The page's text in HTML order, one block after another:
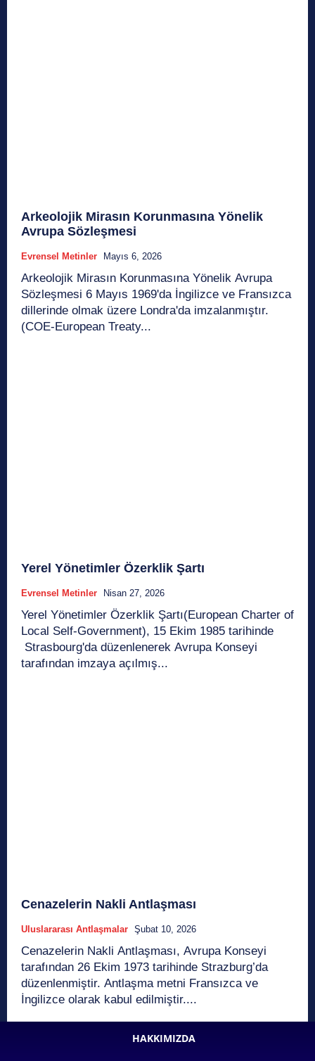
Arkeolojik Mirasın Korunmasına Yönelik
Avrupa Sözleşmesi
Evrensel Metinler Mayıs 6, 2026
Arkeolojik Mirasın Korunmasına Yönelik Avrupa
Sözleşmesi 6 Mayıs 1969'da İngilizce ve Fransızca
dillerinde olmak üzere Londra'da imzalanmıştır.
(COE-European Treaty...
Yerel Yönetimler Özerklik Şartı
Evrensel Metinler Nisan 27, 2026
Yerel Yönetimler Özerklik Şartı(European Charter of
Local Self-Government), 15 Ekim 1985 tarihinde
Strasbourg'da düzenlenerek Avrupa Konseyi
tarafından imzaya açılmış...
Cenazelerin Nakli Antlaşması
Uluslararası Antlaşmalar Şubat 10, 2026
Cenazelerin Nakli Antlaşması, Avrupa Konseyi
tarafından 26 Ekim 1973 tarihinde Strazburg’da
düzenlenmiştir. Antlaşma metni Fransızca ve
İngilizce olarak kabul edilmiştir....
HAKKIMIZDA